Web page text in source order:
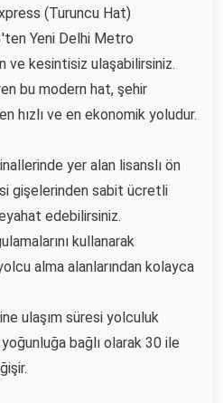
(Turuncu Hat)
Yeni Delhi Metro
ve kesintisiz ulaşabilirsiniz.
bu modern hat, şehir
hızlı ve en ekonomik yoludur.
yer alan lisanslı ön
gişelerinden sabit ücretli
edebilirsiniz.
kullanarak
alma alanlarından kolayca
ulaşım süresi yolculuk
bağlı olarak 30 ile